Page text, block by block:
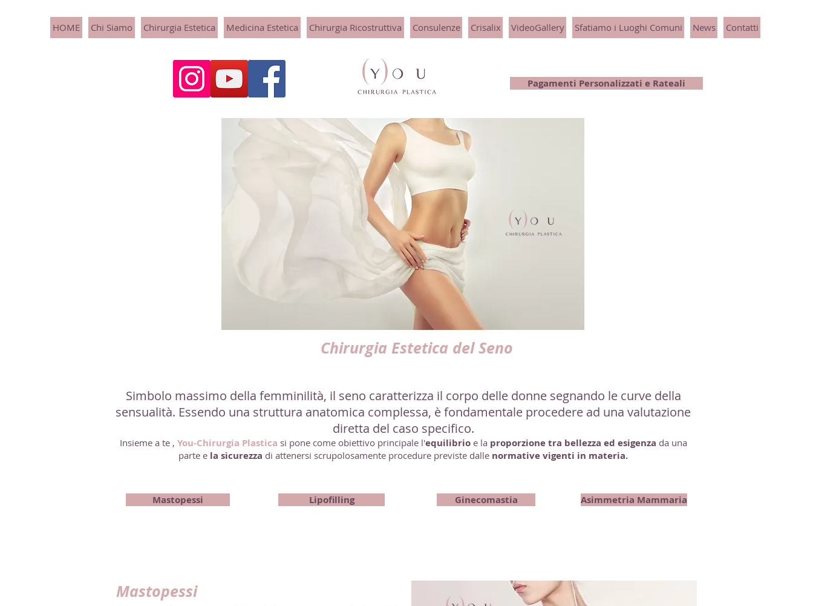
HOME Chi Siamo Chirurgia Estetica Medicina Estetica Chirurgia Ricostruttiva Consulenze Crisalix VideoGallery Sfatiamo i Luoghi Comuni News Contatti
Pagamenti Personalizzati e Rateali
Chirurgia Estetica del Seno
Simbolo massimo della femminilità, il seno caratterizza il corpo delle donne segnando le curve della
sensualità. Essendo una struttura anatomica complessa, è fondamentale procedere ad una valutazione
diretta del caso specifico.
Insieme a te , You-Chirurgia Plastica si pone come obiettivo principale l'equilibrio e la proporzione tra bellezza ed esigenza da una
parte e la sicurezza di attenersi scrupolosamente procedure previste dalle normative vigenti in materia.
Mastopessi Lipofilling Ginecomastia Asimmetria Mammaria
Mastopessi